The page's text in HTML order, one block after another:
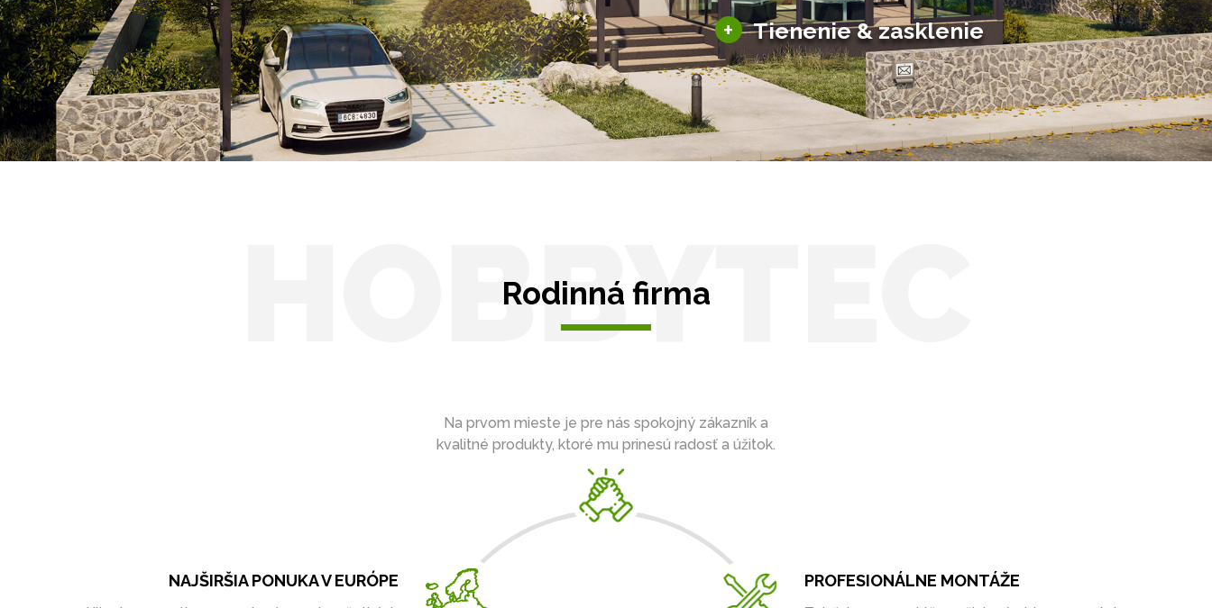
Solárne zimné záhrady
+ Tienenie & zasklenie
Tienenie
Zasklenie
HOBBYTEC
Rodinná firma
Na prvom mieste je pre nás spokojný zákazník a
kvalitné produkty, ktoré mu prinesú radosť a úžitok.
PROFESIONÁLNE MONTÁŽE
NAJŠIRŠIA PONUKA V EURÓPE